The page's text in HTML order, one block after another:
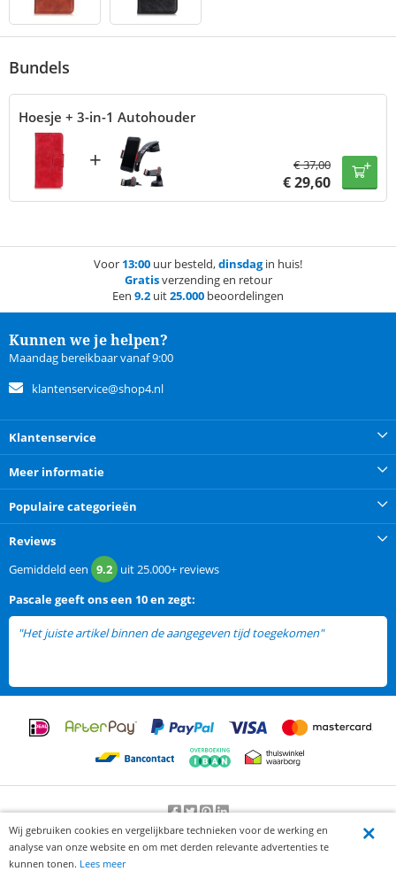
Bundels
Hoesje + 3-in-1 Autohouder
+ €37,00
€29,60
Voor 13:00 uur besteld,dinsdagin huis!
Gratisverzending en retour
Een 9.2 uit25.000 beoordelingen
Kunnen we je helpen?
Maandag bereikbaar vanaf 9:00
klantenservice@shop4.nl
Klantenservice
Meer informatie
Populaire categorieën
Reviews
Gemiddeld een 9.2 uit25.000+ reviews
Pascalegeeft ons een 10 en zegt:
"Het juiste artikel binnen de aangegeven tijd toegekomen"
Beoordeling door klanten:9.2/10-25000beoordelingen
Wij gebruiken cookies en vergelijkbare technieken voor de werking en
analyse van onze website en om met derden relevante advertenties te
kunnen tonen. Lees meer